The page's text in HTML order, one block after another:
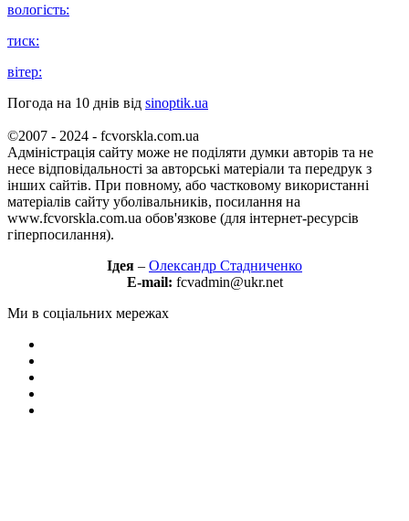
вологість:
тиск:
вітер:
Погода на 10 днів від sinoptik.ua
©2007 - 2024 - fcvorskla.com.ua
Адміністрація сайту може не поділяти думки авторів та не
несе відповідальності за авторські матеріали та передрук з
інших сайтів. При повному, або частковому використанні
матеріалів сайту уболівальників, посилання на
www.fcvorskla.com.ua обов'язкове (для інтернет-ресурсів
гіперпосилання).
Ідея – Олександр Стадниченко
E-mail: fcvadmin@ukr.net
Ми в соціальних мережах